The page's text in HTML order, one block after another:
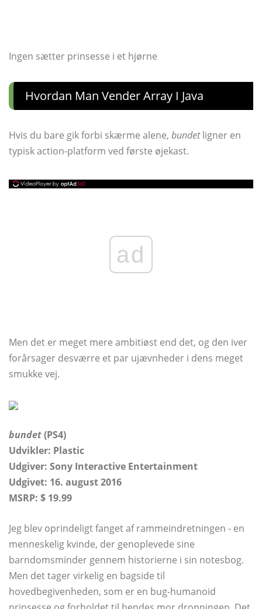
Ingen sætter prinsesse i et hjørne
Hvordan Man Vender Array I Java
Hvis du bare gik forbi skærme alene, bundetligner en
typisk action-platform ved første øjekast.
ad
Men det er meget mere ambitiøst end det, og den iver
forårsager desværre et par ujævnheder i dens meget
smukke vej.
bundet(PS4)
Udvikler: Plastic
Udgiver: Sony Interactive Entertainment
Udgivet: 16. august 2016
MSRP: $ 19.99
Jeg blev oprindeligt fanget af rammeindretningen - en
menneskelig kvinde, der genoplevede sine
barndomsminder gennem historierne i sin notesbog.
Men det tager virkelig en bagside til
hovedbegivenheden, som er en bug-humanoid